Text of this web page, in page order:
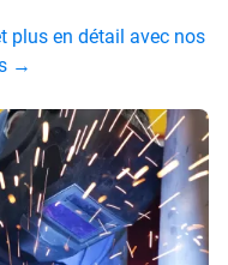
plus en détail avec nos
→